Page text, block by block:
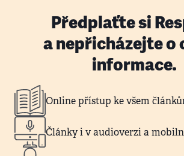
Předplaťte si
a nepřicházejte o
informace.
Online přístup ke všem
Články i v audioverzi a